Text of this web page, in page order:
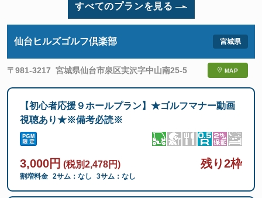
すべてのプランを見る
仙台ヒルズゴルフ倶楽部
〒981-3217 宮城県仙台市泉区実沢字中山南25-5 MAP
【初心者応援９ホールプラン】★ゴルフマナー動画
視聴あり★※備考必読※
3,000円 (税別2,478円) 残り2枠
割増料金 2サム：なし 3サム：なし